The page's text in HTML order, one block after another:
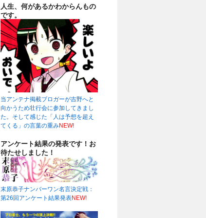
人生、何があるかわからんもの
です。
当アンテナ掲載ブロガーが吉野へと
向かうため壮行会に参加してきまし
た。そして感じた「人は予想を超え
てくる」の言葉の重みNEW!
アンケート結果の発表です！お
待たせしました！
末原恭子ナンバーワン名言決定戦：
第26回アンケート結果発表NEW!